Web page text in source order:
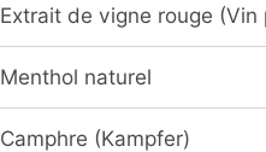
Extrait de vigne rouge
Menthol naturel
Camphre (Kampfer)